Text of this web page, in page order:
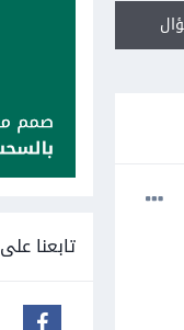
تابعنا على